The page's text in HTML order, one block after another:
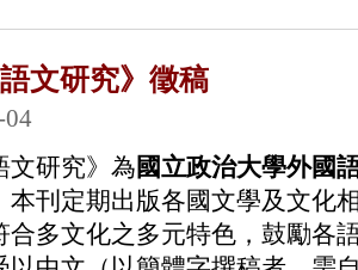
語文研究》徵稿
04
文研究》為國立政治大學外國
本刊定期出版各國文學及文化
合多文化之多元特色，鼓勵各